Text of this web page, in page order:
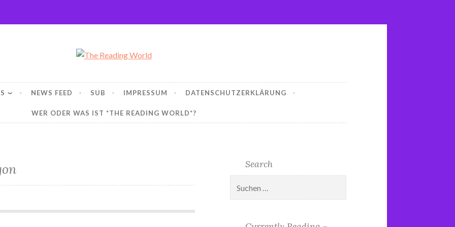
World
NEWS FEED SUB IMPRESSUM DATENSCHUTZERKLÄRUNG
WER ODER WAS IST *THE READING WORLD*?
Rezension – Powerless – Das Spiel (1) von Laura Roberts
Search
nach: